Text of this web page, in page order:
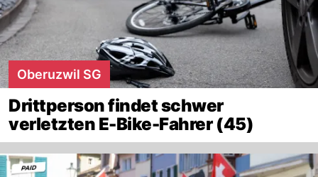
Oberuzwil SG
Drittperson findet schwer
verletzten E-Bike-Fahrer (45)